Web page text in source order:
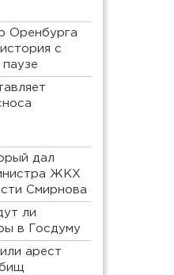
Оренбурга
с
дал
ЖКХ
Смирнова
ли
в Госдуму
арест